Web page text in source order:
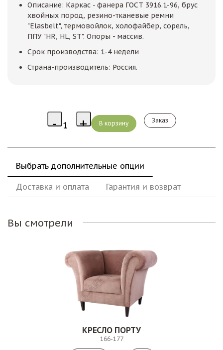
Описание: Каркас - фанера ГОСТ 3916.1-96, брус
хвойных пород, резино-тканевые ремни
"Elasbelt", термовойлок, холофайбер, сорель,
ППУ "HR, HL, ST". Опоры - массив.
Срок производства: 1-4 недели
Страна-производитель: Россия.
Заказ
Выбрать дополнительные опции
Доставка и оплата Гарантия и возврат
Вы смотрели
КРЕСЛО ПОРТУ
166-177